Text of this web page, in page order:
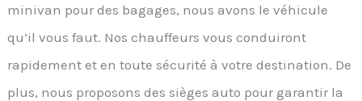
minivan pour des bagages, nous avons le véhicule
qu’il vous faut. Nos chauffeurs vous conduiront
rapidement et en toute sécurité à votre destination. De
plus, nous proposons des sièges auto pour garantir la